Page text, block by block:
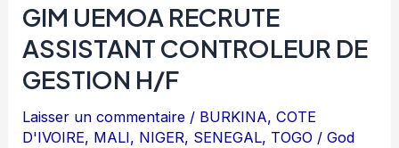
GIM UEMOA RECRUTE
ASSISTANT CONTROLEUR DE
GESTION H/F
Laisser un commentaire / BURKINA,COTE
D'IVOIRE, MALI, NIGER, SENEGAL, TOGO /God